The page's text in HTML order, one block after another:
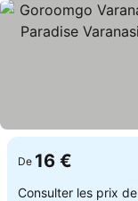
De 16 €
Consulter les prix de